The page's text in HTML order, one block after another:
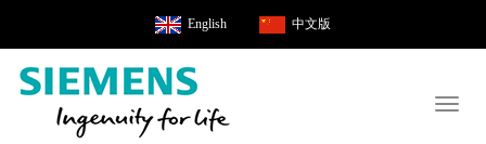
English 中文版